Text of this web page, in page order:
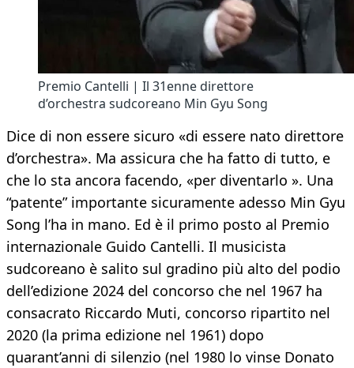
Premio Cantelli | Il 31enne direttore
d’orchestra sudcoreano Min Gyu Song
Dice di non essere sicuro «di essere nato direttore
d’orchestra». Ma assicura che ha fatto di tutto, e
che lo sta ancora facendo, «per diventarlo ». Una
“patente” importante sicuramente adesso Min Gyu
Song l’ha in mano. Ed è il primo posto al Premio
internazionale Guido Cantelli. Il musicista
sudcoreano è salito sul gradino più alto del podio
dell’edizione 2024 del concorso che nel 1967 ha
consacrato Riccardo Muti, concorso ripartito nel
2020 (la prima edizione nel 1961) dopo
quarant’anni di silenzio (nel 1980 lo vinse Donato